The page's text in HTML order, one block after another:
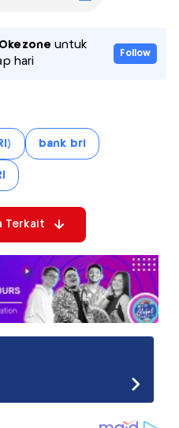
untuk
hari
Follow
bank bri
Terkait